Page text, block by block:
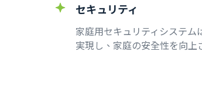
セキュリティ
家庭用セキュリティシステ
実現し、家庭の安全性を向上